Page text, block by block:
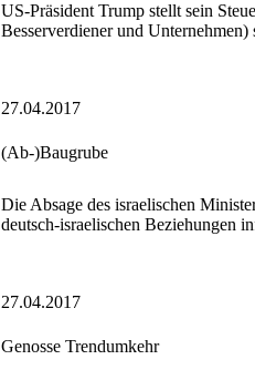
US-Präsident Trump stellt sein
Besserverdiener und
27.04.2017
(Ab-)Baugrube
Die Absage des israelischen
deutsch-israelischen Beziehungen
27.04.2017
Genosse Trendumkehr